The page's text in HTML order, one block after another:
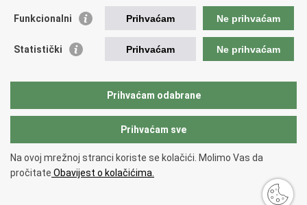
Agencija za pravni promet i posredovanje nekretninama
Fond za zaštitu okoliša i energetsku učinkovitost
Državne nekretnine d.o.o.
Copyright © 2026 Ministarstvo prostornoga uređenja, graditeljstva i
državne imovine.
Uvjeti korištenja.Izjava o pristupačnosti
Funkcionalni Prihvaćam Ne prihvaćam
Statistički Prihvaćam Ne prihvaćam
Prihvaćam odabrane
Prihvaćam sve
Na ovoj mrežnoj stranci koriste se kolačići. Molimo Vas da
pročitate Obavijest o kolačićima.